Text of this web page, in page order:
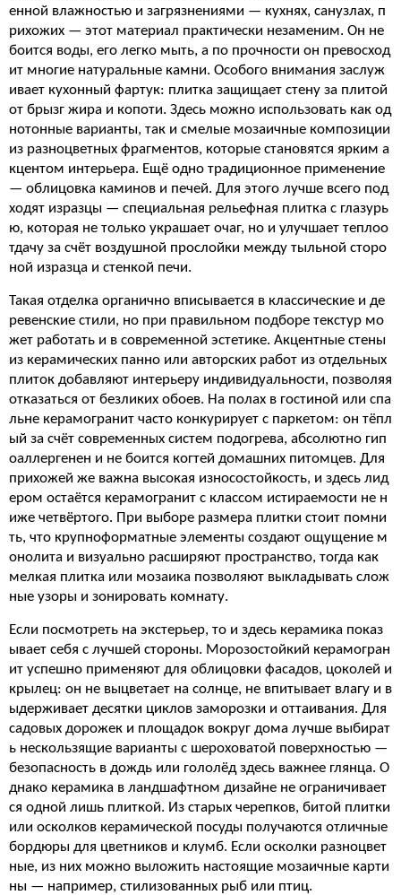
енной влажностью и загрязнениями — кухнях, санузлах, п
рихожих — этот материал практически незаменим. Он не
боится воды, его легко мыть, а по прочности он превосход
ит многие натуральные камни. Особого внимания заслуж
ивает кухонный фартук: плитка защищает стену за плитой
от брызг жира и копоти. Здесь можно использовать как од
нотонные варианты, так и смелые мозаичные композиции
из разноцветных фрагментов, которые становятся ярким а
кцентом интерьера. Ещё одно традиционное применение
— облицовка каминов и печей. Для этого лучше всего под
ходят изразцы — специальная рельефная плитка с глазурь
ю, которая не только украшает очаг, но и улучшает теплоо
тдачу за счёт воздушной прослойки между тыльной сторо
ной изразца и стенкой печи.
Такая отделка органично вписывается в классические и де
ревенские стили, но при правильном подборе текстур мо
жет работать и в современной эстетике. Акцентные стены
из керамических панно или авторских работ из отдельных
плиток добавляют интерьеру индивидуальности, позволяя
отказаться от безликих обоев. На полах в гостиной или спа
льне керамогранит часто конкурирует с паркетом: он тёпл
ый за счёт современных систем подогрева, абсолютно гип
оаллергенен и не боится когтей домашних питомцев. Для
прихожей же важна высокая износостойкость, и здесь лид
ером остаётся керамогранит с классом истираемости не н
иже четвёртого. При выборе размера плитки стоит помни
ть, что крупноформатные элементы создают ощущение м
онолита и визуально расширяют пространство, тогда как
мелкая плитка или мозаика позволяют выкладывать слож
ные узоры и зонировать комнату.
Если посмотреть на экстерьер, то и здесь керамика показ
ывает себя с лучшей стороны. Морозостойкий керамогран
ит успешно применяют для облицовки фасадов, цоколей и
крылец: он не выцветает на солнце, не впитывает влагу и в
ыдерживает десятки циклов заморозки и оттаивания. Для
садовых дорожек и площадок вокруг дома лучше выбират
ь нескользящие варианты с шероховатой поверхностью —
безопасность в дождь или гололёд здесь важнее глянца. О
днако керамика в ландшафтном дизайне не ограничивает
ся одной лишь плиткой. Из старых черепков, битой плитки
или осколков керамической посуды получаются отличные
бордюры для цветников и клумб. Если осколки разноцвет
ные, из них можно выложить настоящие мозаичные карти
ны — например, стилизованных рыб или птиц.